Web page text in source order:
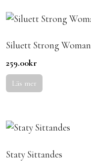
Siluett Strong Woman
259.00kr
Läs mer
Staty Sittandes